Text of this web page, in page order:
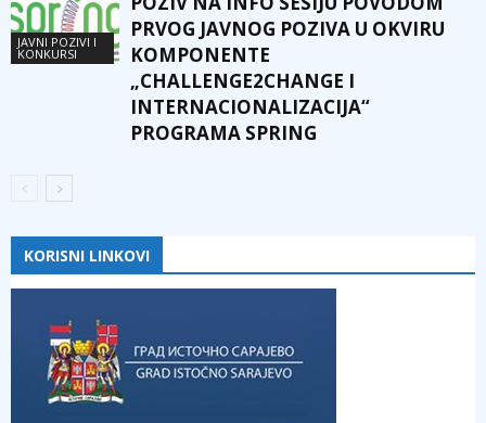
JAVNI POZIVI I
KONKURSI
PRVOG JAVNOG POZIVA U OKVIRU
KOMPONENTE
„CHALLENGE2CHANGE I
INTERNACIONALIZACIJA“
PROGRAMA SPRING
KORISNI LINKOVI